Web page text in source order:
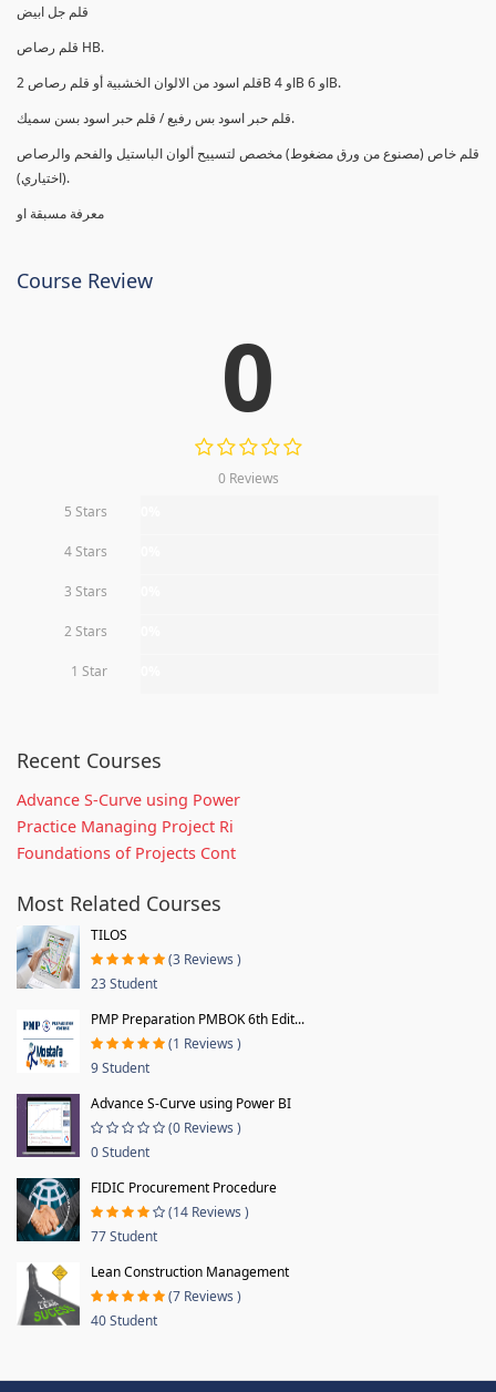
قلم جل ابيض
قلم رصاص HB.
قلم اسود من الالوان الخشبية أو قلم رصاص 2B او 4B او 6B.
قلم حبر اسود بس رفيع / قلم حبر اسود بسن سميك.
قلم خاص (مصنوع من ورق مضغوط) مخصص لتسييح ألوان الباستيل والفحم والرصاص
(اختياري).
معرفة مسبقة او
Course Review
0
0 Reviews
5 Stars
4 Stars
3 Stars
2 Stars
1 Star
Recent Courses
Advance S-Curve using Power
Practice Managing Project Ri
Foundations of Projects Cont
Most Related Courses
TILOS
(3 Reviews )
23 Student
PMP Preparation PMBOK 6th Edit...
(1 Reviews )
9 Student
Advance S-Curve using Power BI
(0 Reviews )
0 Student
FIDIC Procurement Procedure
(14 Reviews )
77 Student
Lean Construction Management
(7 Reviews )
40 Student